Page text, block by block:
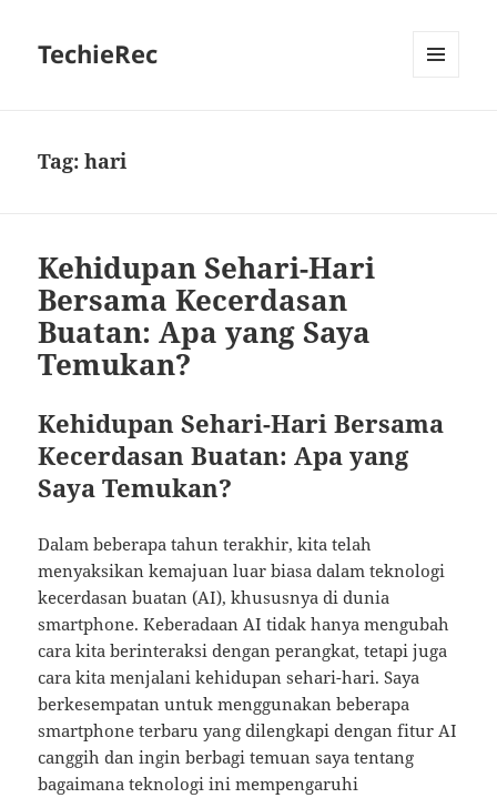
TechieRec
Tag:hari
Kehidupan Sehari-Hari
Bersama Kecerdasan
Buatan: Apa yang Saya
Temukan?
Kehidupan Sehari-Hari Bersama
Kecerdasan Buatan: Apa yang
Saya Temukan?
Dalam beberapa tahun terakhir, kita telah
menyaksikan kemajuan luar biasa dalam teknologi
kecerdasan buatan (AI), khususnya di dunia
smartphone. Keberadaan AI tidak hanya mengubah
cara kita berinteraksi dengan perangkat, tetapi juga
cara kita menjalani kehidupan sehari-hari. Saya
berkesempatan untuk menggunakan beberapa
smartphone terbaru yang dilengkapi dengan fitur AI
canggih dan ingin berbagi temuan saya tentang
bagaimana teknologi ini mempengaruhi